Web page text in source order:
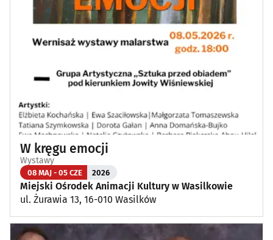
W kręgu emocji
Wystawy
08 MAJ - 05 CZE 2026
Miejski Ośrodek Animacji Kultury w Wasilkowie
ul. Żurawia 13, 16-010 Wasilków